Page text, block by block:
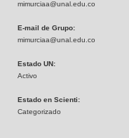
mimurciaa@unal.edu.co
E-mail de Grupo:
mimurciaa@unal.edu.co
Estado UN:
Activo
Estado en Scienti:
Categorizado